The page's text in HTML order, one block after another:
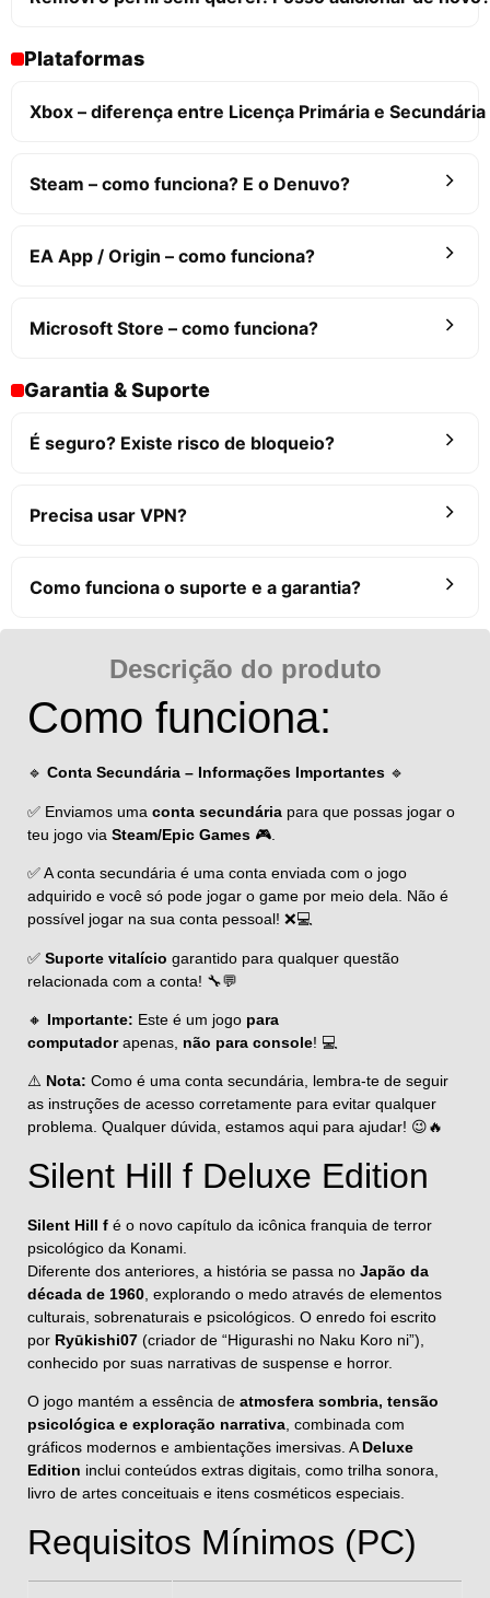
Plataformas
Xbox – diferença entre Licença Primária e Secundária
Steam – como funciona? E o Denuvo?
EA App / Origin – como funciona?
Microsoft Store – como funciona?
Garantia & Suporte
É seguro? Existe risco de bloqueio?
Precisa usar VPN?
Como funciona o suporte e a garantia?
Descrição do produto
Como funciona:
🔹 Conta Secundária – Informações Importantes 🔹
✅ Enviamos uma conta secundária para que possas jogar o
teu jogo via Steam/Epic Games 🎮.
✅ A conta secundária é uma conta enviada com o jogo
adquirido e você só pode jogar o game por meio dela. Não é
possível jogar na sua conta pessoal! ❌💻
✅ Suporte vitalício garantido para qualquer questão
relacionada com a conta! 🔧💬
🔸 Importante: Este é um jogo para
computadorapenas, não para console! 💻
⚠️ Nota: Como é uma conta secundária, lembra-te de seguir
as instruções de acesso corretamente para evitar qualquer
problema. Qualquer dúvida, estamos aqui para ajudar! 😉🔥
Silent Hill f Deluxe Edition
Silent Hill f é o novo capítulo da icônica franquia de terror
psicológico da Konami.
Diferente dos anteriores, a história se passa no Japão da
década de 1960 , explorando o medo através de elementos
culturais, sobrenaturais e psicológicos. O enredo foi escrito
por Ryūkishi07 (criador de “Higurashi no Naku Koro ni”),
conhecido por suas narrativas de suspense e horror.
O jogo mantém a essência de atmosfera sombria, tensão
psicológica e exploração narrativa , combinada com
gráficos modernos e ambientações imersivas. A Deluxe
Edition inclui conteúdos extras digitais, como trilha sonora,
livro de artes conceituais e itens cosméticos especiais.
Requisitos Mínimos (PC)